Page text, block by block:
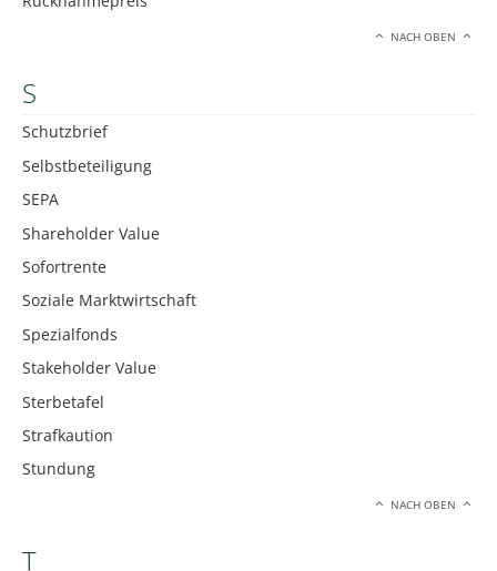
NACH OBEN
S
Schutzbrief
Selbstbeteiligung
SEPA
Shareholder Value
Sofortrente
Soziale Marktwirtschaft
Spezialfonds
Stakeholder Value
Sterbetafel
Strafkaution
Stundung
NACH OBEN
T